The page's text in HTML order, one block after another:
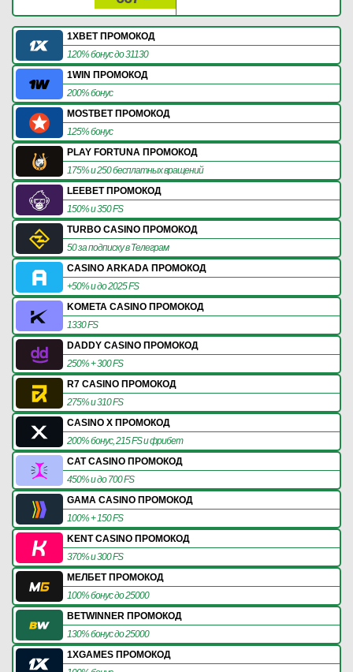
1XBET ПРОМОКОД
120% бонус до 31130
1WIN ПРОМОКОД
200% бонус
MOSTBET ПРОМОКОД
125% бонус
PLAY FORTUNA ПРОМОКОД
175% и 250 бесплатных вращений
LEEBET ПРОМОКОД
150% и 350 FS
TURBO CASINO ПРОМОКОД
50 за подписку в Телеграм
CASINO ARKADA ПРОМОКОД
+50% и до 2025 FS
KOMETA CASINO ПРОМОКОД
1330 FS
DADDY CASINO ПРОМОКОД
250% + 300 FS
R7 CASINO ПРОМОКОД
275% и 310 FS
CASINO X ПРОМОКОД
200% бонус, 215 FS и фрибет
CAT CASINO ПРОМОКОД
450% и до 700 FS
GAMA CASINO ПРОМОКОД
100% + 150 FS
KENT CASINO ПРОМОКОД
370% и 300 FS
МЕЛБЕТ ПРОМОКОД
100% бонус до 25000
BETWINNER ПРОМОКОД
130% бонус до 25000
1XGAMES ПРОМОКОД